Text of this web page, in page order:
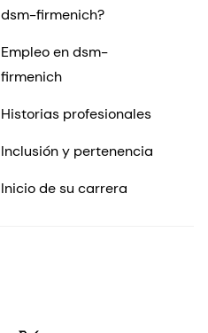
dsm-firmenich?
Empleo en dsm-
firmenich
Historias profesionales
Inclusión y pertenencia
Inicio de su carrera